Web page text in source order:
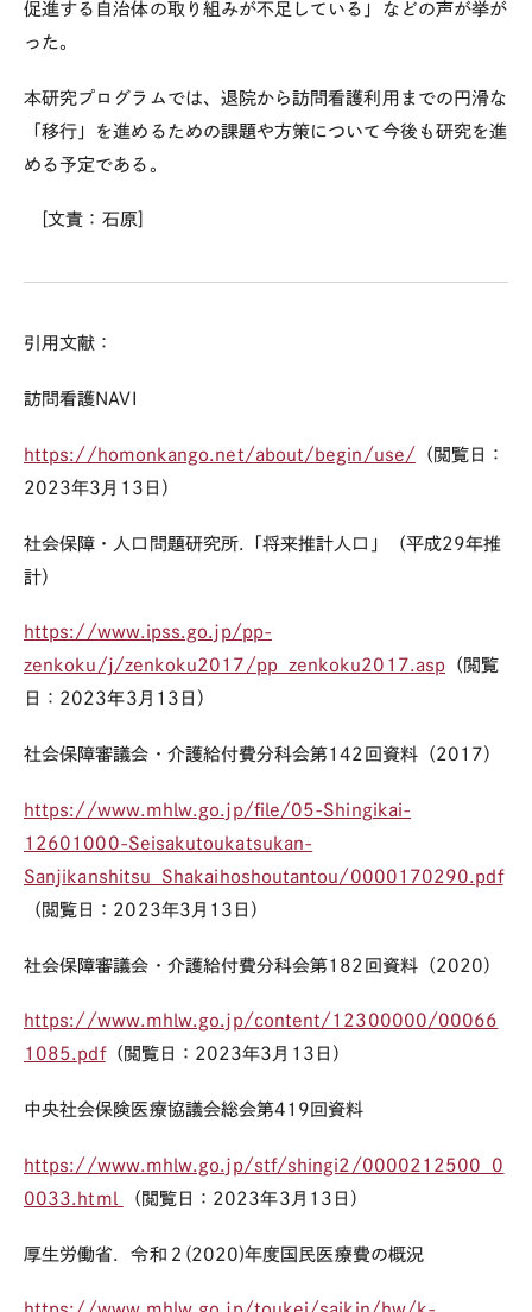
促進する自治体の取り組みが不足している」などの声が挙が
った。
本研究プログラムでは、退院から訪問看護利用までの円滑な
「移行」を進めるための課題や方策について今後も研究を進
める予定である。
[文責：石原]
引用文献：
訪問看護NAVI
https://homonkango.net/about/begin/use/ （閲覧日：
2023年3 月 13 日）
社会保障・人口問題研究所. 「将来推計人口」（平成29年推
計）
https://www.ipss.go.jp/pp-
zenkoku/j/zenkoku2017/pp_zenkoku2017.asp （閲覧
日： 2023年3 月 13 日）
社会保障審議会・介護給付費分科会第142 回資料（ 2017 ）
https://www.mhlw.go.jp/file/05-Shingikai-
12601000-Seisakutoukatsukan-
Sanjikanshitsu_Shakaihoshoutantou/0000170290.pdf
（閲覧日： 2023年3 月 13 日）
社会保障審議会・介護給付費分科会第182 回資料（2020）
https://www.mhlw.go.jp/content/12300000/00066
1085.pdf（閲覧日： 2023年3 月 13 日）
中央社会保険医療協議会総会第419回資料
https://www.mhlw.go.jp/stf/shingi2/0000212500_0
0033.html
（閲覧日： 2023年3 月 13 日）
厚生労働省．令和２ (2020)年度国民医療費の概況